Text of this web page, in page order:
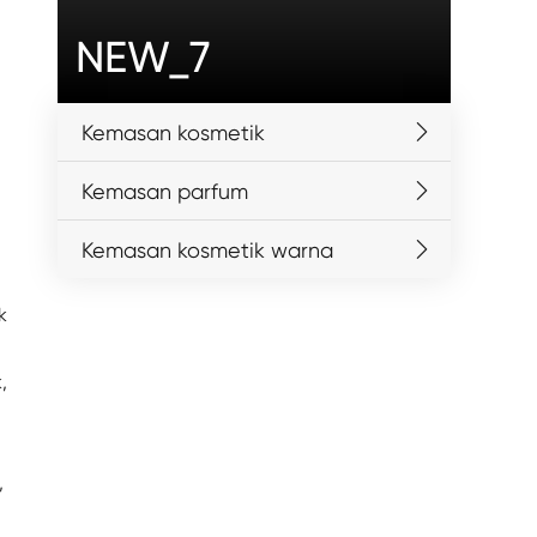
NEW_7
Kemasan kosmetik
Kemasan parfum
Kemasan kosmetik warna